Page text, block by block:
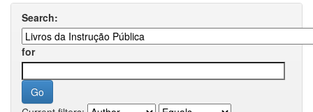
Search:
for